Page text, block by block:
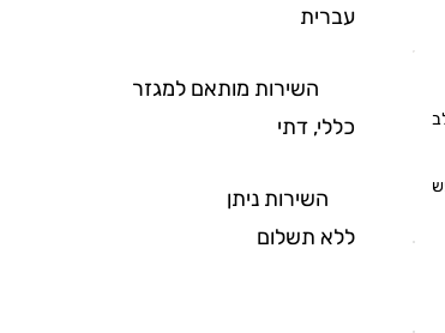
עברית
השירות מותאם למגזר
כללי, דתי
השירות ניתן
ללא תשלום